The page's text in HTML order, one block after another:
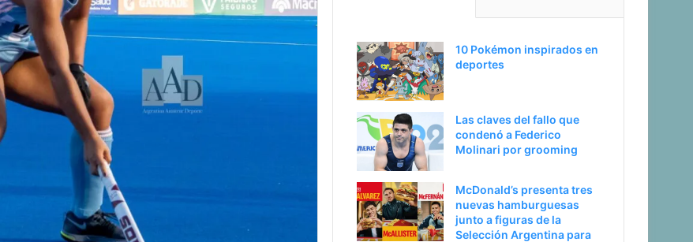
10 Pokémon inspirados en
deportes
Las claves del fallo que
condenó a Federico
Molinari por grooming
McDonald’s presenta tres
nuevas hamburguesas
junto a figuras de la
Selección Argentina para